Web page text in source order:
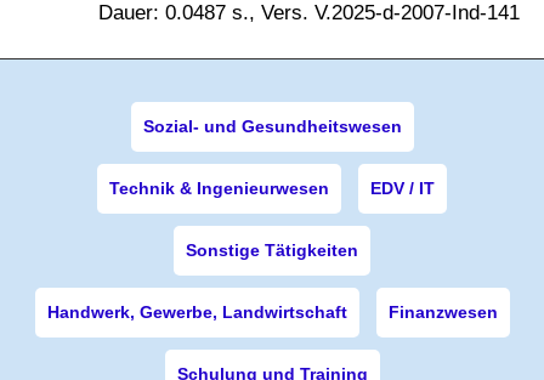
Dauer: 0.0487 s., Vers. V.2025-d-2007-Ind-141
Sozial- und Gesundheitswesen
Technik & Ingenieurwesen EDV / IT
Sonstige Tätigkeiten
Handwerk, Gewerbe, Landwirtschaft Finanzwesen
Schulung und Training